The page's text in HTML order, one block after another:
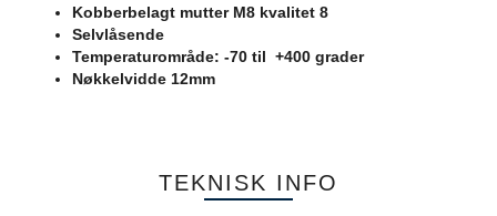
Kobberbelagt mutter M8 kvalitet 8
Selvlåsende
Temperaturområde: -70 til +400 grader
Nøkkelvidde 12mm
TEKNISK INFO